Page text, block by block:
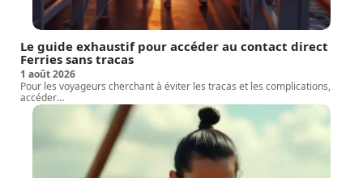
Le guide exhaustif pour accéder au contact direct
Ferries sans tracas
1 août 2026
Pour les voyageurs cherchant à éviter les tracas et les complications,
accéder…